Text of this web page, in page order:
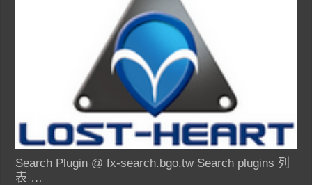
Search Plugin @ fx-search.bgo.tw Search plugins 列
表 …